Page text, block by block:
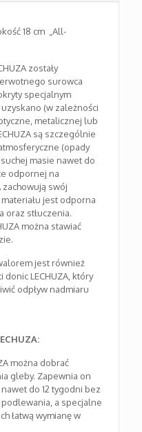
18 cm „All-
zostały
surowca
specjalnym
(w zależności
metalicznej lub
są szczególnie
(opady
masie nawet do
odpornej na
zachowują swój
jest odporna
oraz stłuczenia.
można stawiać
jest również
LECHUZA, który
odpływ nadmiaru
można dobrać
gleby. Zapewnia on
do 12 tygodni bez
a specjalne
łatwą wymianę w